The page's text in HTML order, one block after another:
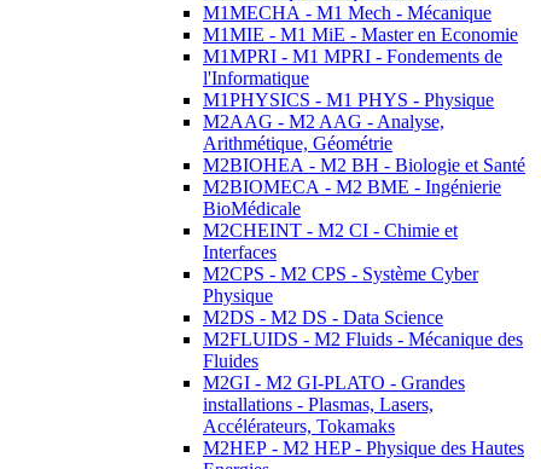
M1MECHA - M1 Mech - Mécanique
M1MIE - M1 MiE - Master en Economie
M1MPRI - M1 MPRI - Fondements de
l'Informatique
M1PHYSICS - M1 PHYS - Physique
M2AAG - M2 AAG - Analyse,
Arithmétique, Géométrie
M2BIOHEA - M2 BH - Biologie et Santé
M2BIOMECA - M2 BME - Ingénierie
BioMédicale
M2CHEINT - M2 CI - Chimie et
Interfaces
M2CPS - M2 CPS - Système Cyber
Physique
M2DS - M2 DS - Data Science
M2FLUIDS - M2 Fluids - Mécanique des
Fluides
M2GI - M2 GI-PLATO - Grandes
installations - Plasmas, Lasers,
Accélérateurs, Tokamaks
M2HEP - M2 HEP - Physique des Hautes